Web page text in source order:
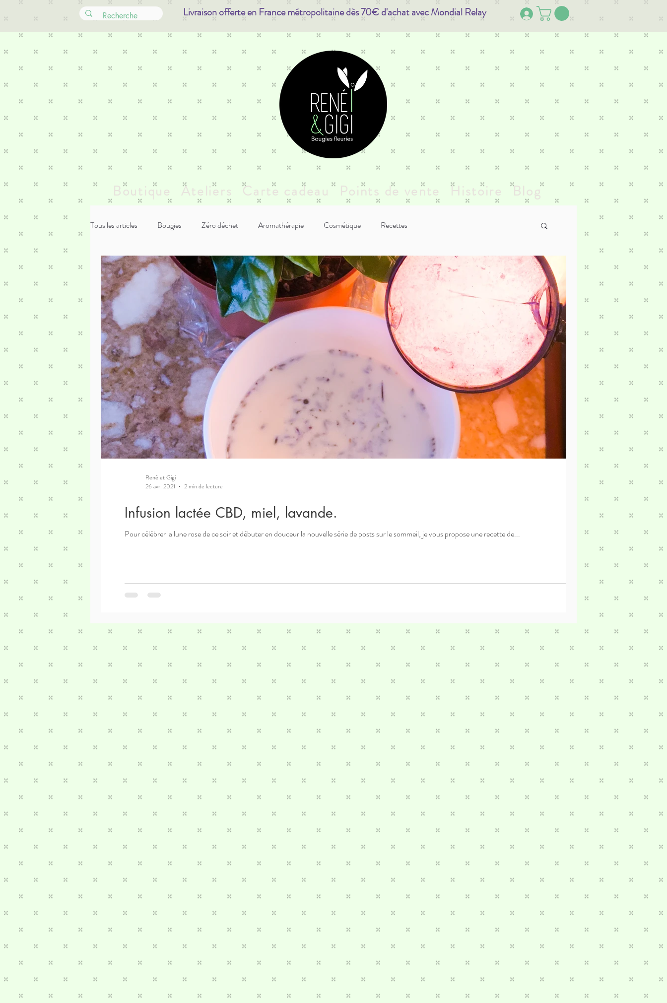
Livraison offerte en France métropolitaine dès 70€ d'achat avec Mondial Relay
Tous les articles Bougies Zéro déchet Aromathérapie Cosmétique Recettes
Infusion lactée CBD, miel, lavande.
Pour célébrer la lune rose de ce soir et débuter en douceur la nouvelle série de posts sur le sommeil, je vous propose une recette de...
René et Gigi
26 avr. 2021
2 min de lecture
Boutique Ateliers Carte cadeau Points de vente Histoire Blog